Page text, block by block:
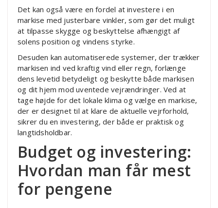
Det kan også være en fordel at investere i en
markise med justerbare vinkler, som gør det muligt
at tilpasse skygge og beskyttelse afhængigt af
solens position og vindens styrke.
Desuden kan automatiserede systemer, der trækker
markisen ind ved kraftig vind eller regn, forlænge
dens levetid betydeligt og beskytte både markisen
og dit hjem mod uventede vejrændringer. Ved at
tage højde for det lokale klima og vælge en markise,
der er designet til at klare de aktuelle vejrforhold,
sikrer du en investering, der både er praktisk og
langtidsholdbar.
Budget og investering:
Hvordan man får mest
for pengene